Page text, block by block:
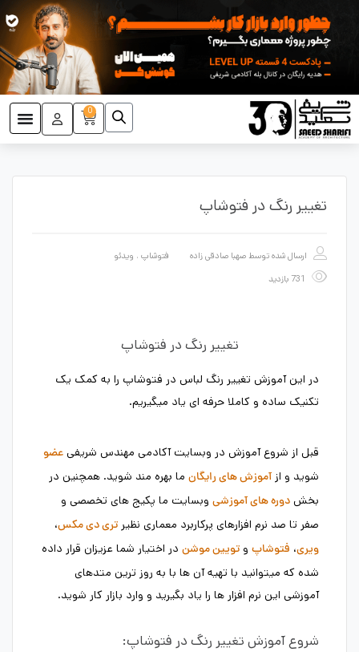
0
تغییر رنگ در فتوشاپ
ارسال شده توسط صهبا صادقی زاده فتوشاپ ، ویدئو
تغییر رنگ در فتوشاپ
در این آموزش تغییر رنگ لباس در فتوشاپ را به کمک یک
تکنیک ساده و کاملا حرفه ای یاد میگیریم.
قبل از شروع آموزش در وبسایت آکادمی مهندس شریفی عضو
شوید و ازآموزش های رایگان ما بهره مند شوید. همچنین در
بخش دوره های آموزشی وبسایت ما پکیج های تخصصی و
صفر تا صد نرم افزارهای پرکاربرد معماری نظیر تری دی مکس،
ویری، فتوشاپ و تویین موشن در اختیار شما عزیزان قرار داده
شده که میتوانید با تهیه آن ها با به روز ترین متدهای
آموزشی این نرم افزار ها را یاد بگیرید و وارد بازار کار شوید.
شروع آموزش تغییر رنگ در فتوشاپ: